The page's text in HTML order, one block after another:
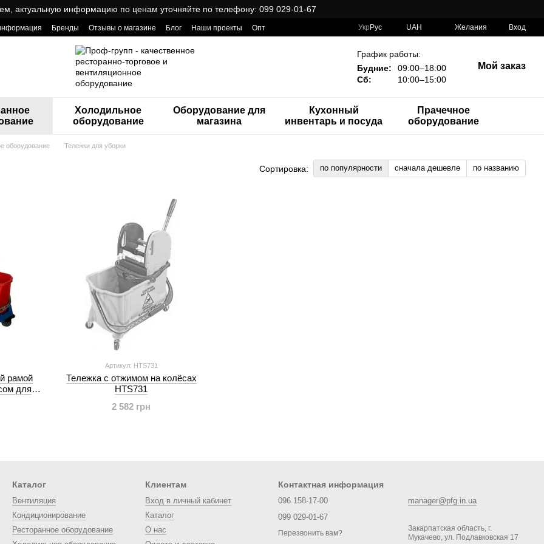
актуальную информацию по ценам уточняйте по телефону: 099 029-01-67
Бренды Отзывы о магазине Блог Наши проекты
Опт
Укр Рус UAH Желания Вход
График работы:
Будние:
09:00–18:00
Сб:
10:00–15:00
Мой заказ
Холодильное
оборудование
Оборудование для
магазина
Кухонный
инвентарь и посуда
Прачечное
оборудование
оборудование Тележки для уборки
Сортировка: по популярности сначала дешевле по названию
рамой
для
Артикул: HTS731
Тележка с отжимом на колёсах
HTS731
2 582 грн
Каталог
Вентиляция
Кондиционирование
Ресторанное оборудование
Клиентам
Вход в личный кабинет
Каталог
О нас
Контактная информация
096 158-17-00
099 029-01-67
Перезвонить вам?
manager@pfg.in.ua
Закарпатская область, г.
Мукачево, ул. Подлавковская 17